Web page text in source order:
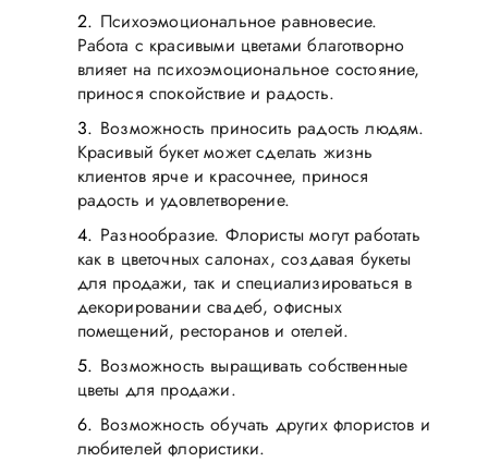
Психоэмоциональное равновесие.
Работа с красивыми цветами благотворно
влияет на психоэмоциональное состояние,
принося спокойствие и радость.
Возможность приносить радость людям.
Красивый букет может сделать жизнь
клиентов ярче и красочнее, принося
радость и удовлетворение.
Разнообразие. Флористы могут работать
как в цветочных салонах, создавая букеты
для продажи, так и специализироваться в
декорировании свадеб, офисных
помещений, ресторанов и отелей.
Возможность выращивать собственные
цветы для продажи.
Возможность обучать других флористов и
любителей флористики.